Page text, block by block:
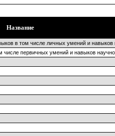
Название
в том числе личных умений и навыков
первичных умений и навыков